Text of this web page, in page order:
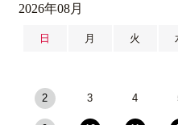
2026年08月
日 月 火
2 3 4